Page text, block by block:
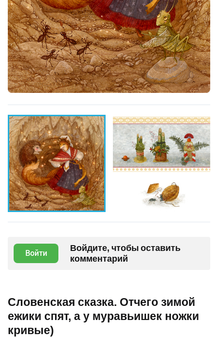
Войти
Войдите, чтобы оставить
комментарий
Словенская сказка. Отчего зимой
ежики спят, а у муравьишек ножки
кривые)